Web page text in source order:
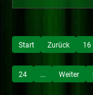
Start Zurück 16
24 ... Weiter